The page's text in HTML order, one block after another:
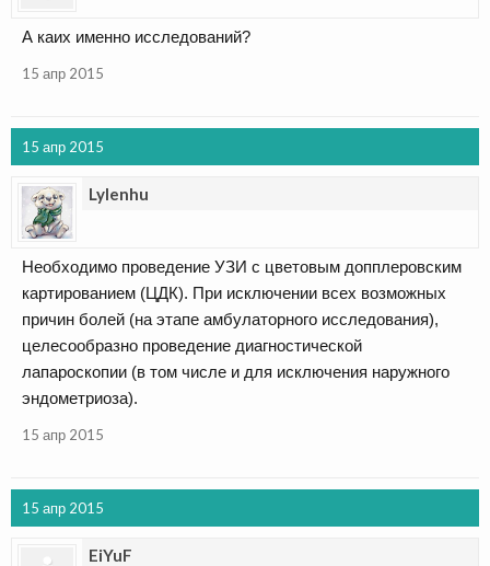
А каих именно исследований?
15 апр 2015
15 апр 2015
Lylenhu
Необходимо проведение УЗИ с цветовым допплеровским
картированием (ЦДК). При исключении всех возможных
причин болей (на этапе амбулаторного исследования),
целесообразно проведение диагностической
лапароскопии (в том числе и для исключения наружного
эндометриоза).
15 апр 2015
15 апр 2015
EiYuF